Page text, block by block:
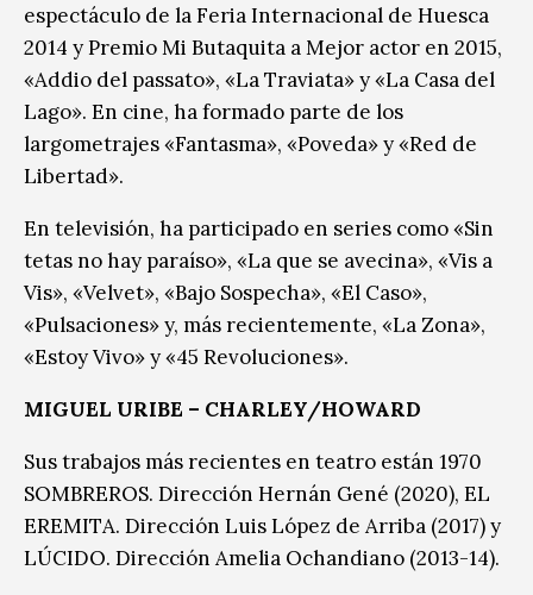
espectáculo de la Feria Internacional de Huesca
2014 y Premio Mi Butaquita a Mejor actor en 2015,
«Addio del passato», «La Traviata» y «La Casa del
Lago». En cine, ha formado parte de los
largometrajes «Fantasma», «Poveda» y «Red de
Libertad».
En televisión, ha participado en series como «Sin
tetas no hay paraíso», «La que se avecina», «Vis a
Vis», «Velvet», «Bajo Sospecha», «El Caso»,
«Pulsaciones» y, más recientemente, «La Zona»,
«Estoy Vivo» y «45 Revoluciones».
MIGUEL URIBE – CHARLEY/HOWARD
Sus trabajos más recientes en teatro están 1970
SOMBREROS. Dirección Hernán Gené (2020), EL
EREMITA. Dirección Luis López de Arriba (2017) y
LÚCIDO. Dirección Amelia Ochandiano (2013-14).